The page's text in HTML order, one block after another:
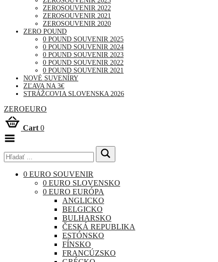
ZEROSOUVENIR 2022
ZEROSOUVENIR 2021
ZEROSOUVENIR 2020
ZERO POUND
0 POUND SOUVENIR 2025
0 POUND SOUVENIR 2024
0 POUND SOUVENIR 2023
0 POUND SOUVENIR 2022
0 POUND SOUVENIR 2021
NOVÉ SUVENÍRY
ZĽAVA NA 3€
STRÁŽCOVIA SLOVENSKA 2026
ZEROEURO
Cart 0
0 EURO SOUVENIR
0 EURO SLOVENSKO
0 EURO EURÓPA
ANGLICKO
BELGICKO
BULHARSKO
ČESKÁ REPUBLIKA
ESTÓNSKO
FÍNSKO
FRANCÚZSKO